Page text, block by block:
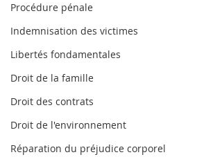
Procédure pénale
Indemnisation des victimes
Libertés fondamentales
Droit de la famille
Droit des contrats
Droit de l'environnement
Réparation du préjudice corporel